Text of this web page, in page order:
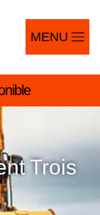
MENU
Trois